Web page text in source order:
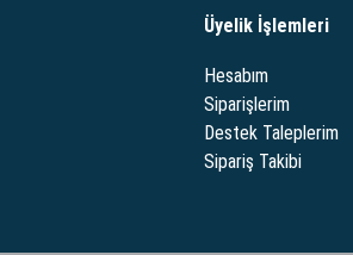
Üyelik İşlemleri
Hesabım
Siparişlerim
Destek Taleplerim
Sipariş Takibi